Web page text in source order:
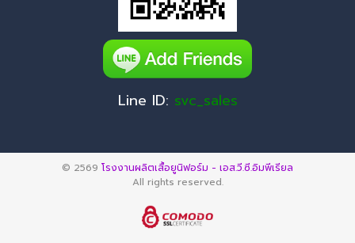
Line ID: svc_sales
© 2569 โรงงานผลิตเสื้อยูนิฟอร์ม - เอส.วี.ซี.อิมพีเรียล
All rights reserved.